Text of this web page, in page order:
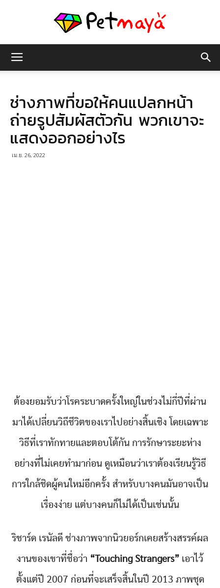
มายา
ช่างภาพที่ขอให้คนแปลกหน้า
ถ่ายรูปสัมผัสตัวกัน พวกเขาจะ
แสดงออกอย่างไร
เม.ย. 26, 2022
ต้องยอมรับว่าโรคระบาดครั้งใหญ่ในช่วงไม่กี่ปีที่ผ่าน
มาได้เปลี่ยนวิถีชีวิตของเราไปอย่างสิ้นเชิง โดยเฉพาะ
วิธีที่เราทักทายและตอบโต้กัน การรักษาระยะห่าง
อย่างที่ไม่เคยทำมาก่อน ดูเหมือนว่าเราต้องเรียนรู้วิธี
การใกล้ชิดผู้คนใหม่อีกครั้ง สำหรับบางคนมันอาจเป็น
เรื่องง่าย แต่บางคนก็ไม่ได้เป็นเช่นนั้น
ริชาร์ด เรนัลดี ช่างภาพจากนิวยอร์กเคยสร้างสรรค์ผล
งานของเขาที่ชื่อว่า “Touching Strangers” เอาไว้
ตั้งแต่ปี 2007 ก่อนที่จะเสร็จสิ้นในปี 2013 ภาพชุด